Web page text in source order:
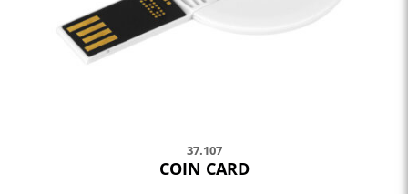
37.107
COIN CARD